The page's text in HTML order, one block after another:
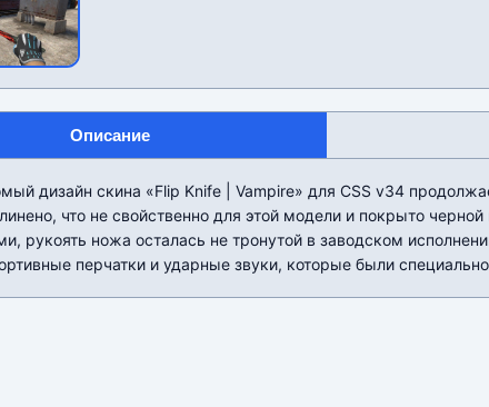
Описание
дизайн скина «Flip Knife | Vampire» для CSS v34
что не свойственно для этой модели и покрыто
рукоять ножа осталась не тронутой в заводском
перчатки и ударные звуки, которые были